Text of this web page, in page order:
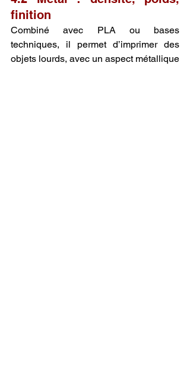
finition
Combiné avec PLA ou bases
techniques, il permet d’imprimer des
objets lourds, avec un aspect métallique